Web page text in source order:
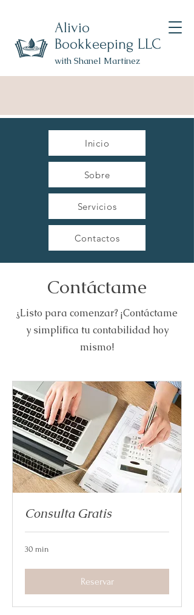
Alivio
Bookkeeping LLC
with Shanel Martinez
Inicio
Sobre
Servicios
Contactos
Contáctame
¿Listo para comenzar? ¡Contáctame
y simplifica tu contabilidad hoy
mismo!
Consulta Gratis
30 min
Reservar